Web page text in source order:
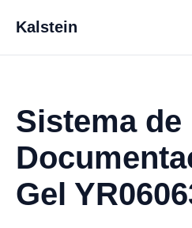
Kalstein
Sistema de
Gel